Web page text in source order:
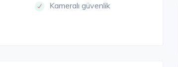
Kameralı güvenlik